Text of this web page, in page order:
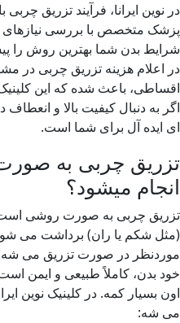
در نوین ایرانا، فرآیند تزریق
پزشک متخصص با بررسی نیازهای
شرایط بدن شما بهترین روش را
در اعلام هزینه تزریق چربی در
اقساطی، باعث شده که این
اگر به دنبال کیفیت بالا و انعطاف
ای ایده آل برای شما است.
تزریق چربی به صورت
انجام میشود؟
تزریق چربی به صورت روشی
(مثل شکم یا ران) برداشت می شود
موردنظر در صورت تزریق می شه.
خود بدن، کاملاً طبیعی و ایمن
اون بسیار کمه. در کلینیک نوین
می شه: